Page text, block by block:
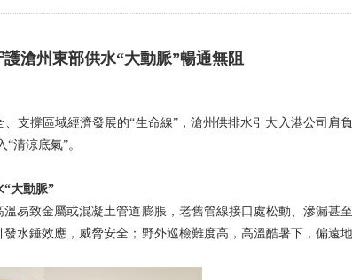
滄州東部供水“大動脈”暢通無阻
撐區域經濟發展的“生命線”，滄州供排水引大入港公司肩負
清涼底氣”。
大動脈”
致金屬或混凝土管道膨脹，老舊管線接口處松動、滲漏甚至
水錘效應，威脅安全；野外巡檢難度高，高溫酷暑下，偏遠地